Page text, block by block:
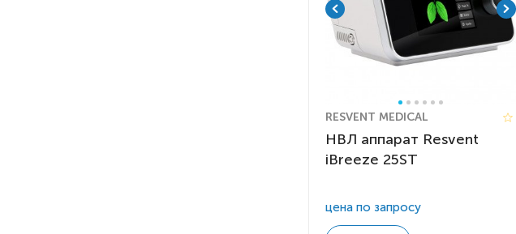
RESVENT MEDICAL
НВЛ аппарат Resvent
iBreeze 25ST
цена по запросу